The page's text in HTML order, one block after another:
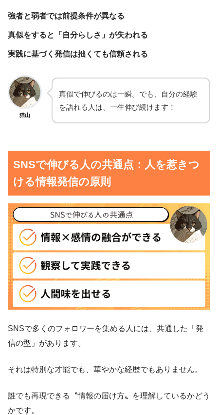
強者と弱者では前提条件が異なる
真似をすると「自分らしさ」が失われる
実践に基づく発信は拙くても信頼される
猫山
真似で伸びるのは一瞬。でも、自分の経験
を語れる人は、一生伸び続けます！
SNSで伸びる人の共通点：人を惹きつ
ける情報発信の原則
SNSで多くのフォロワーを集める人には、共通した「発
信の型」があります。
それは特別な才能でも、華やかな経歴でもありません。
誰でも再現できる〝情報の届け方〟を理解しているかどう
かです。